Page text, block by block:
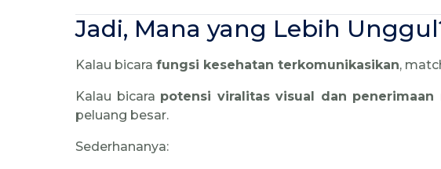
Jadi, Mana yang Lebih
Kalau bicara fungsi kesehatan terkomunikasikan,
Kalau bicara potensi viralitas visual dan penerimaan
peluang besar.
Sederhananya: